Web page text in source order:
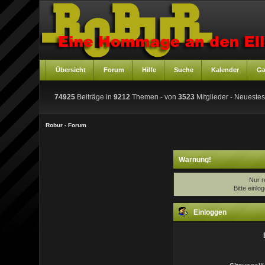
Übersicht Forum Hilfe Suche Kalender
74925 Beiträge in9212 Themen - von3523 Mitglieder -
Robur - Forum
Warnung!
Nur
Bitte
Einloggen